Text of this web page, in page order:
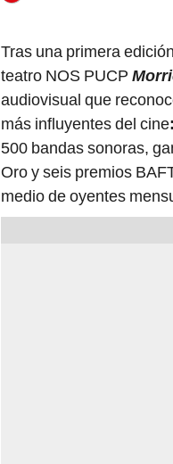
Tras una primera
teatro NOS PUCP
audiovisual que
más influyentes del cine:
500 bandas sonoras,
Oro y seis premios
medio de oyentes